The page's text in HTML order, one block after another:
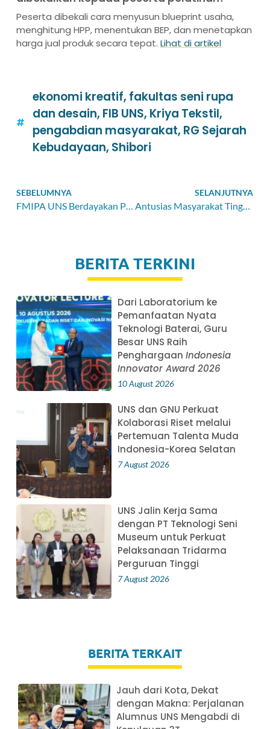
Peserta dibekali cara menyusun blueprint usaha,
menghitung HPP, menentukan BEP, dan menetapkan
harga jual produk secara tepat. Lihat di artikel
ekonomi kreatif, fakultas seni rupa
dan desain, FIB UNS, Kriya Tekstil,
pengabdian masyarakat, RG Sejarah
Kebudayaan, Shibori
SEBELUMNYA
FMIPA UNS Berdayakan Petani Vanili Menuju Standar Mutu Nasional dan Global melalui Program Pengabdian Internasional
SELANJUTNYA
Antusias Masyarakat Tinggi, Khitan Massal di RS UNS Diikuti oleh 100 Anak
BERITA TERKINI
Dari Laboratorium ke
Pemanfaatan Nyata
Teknologi Baterai, Guru
Besar UNS Raih
Penghargaan Indonesia
Innovator Award 2026
10 August 2026
UNS dan GNU Perkuat
Kolaborasi Riset melalui
Pertemuan Talenta Muda
Indonesia-Korea Selatan
7 August 2026
UNS Jalin Kerja Sama
dengan PT Teknologi Seni
Museum untuk Perkuat
Pelaksanaan Tridarma
Perguruan Tinggi
7 August 2026
BERITA TERKAIT
Jauh dari Kota, Dekat
dengan Makna: Perjalanan
Alumnus UNS Mengabdi di